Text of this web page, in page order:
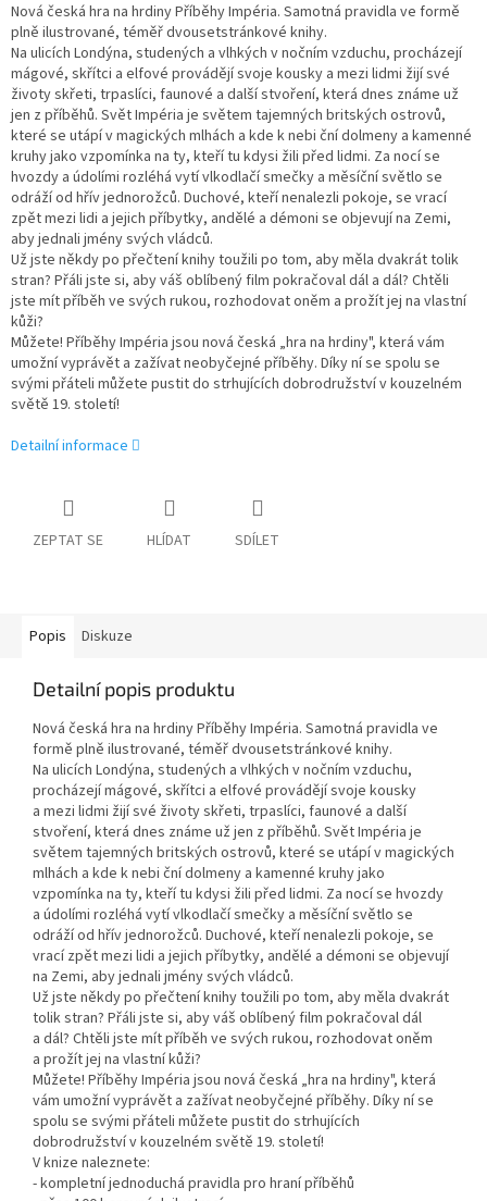
Nová česká hra na hrdiny Příběhy Impéria. Samotná pravidla ve formě
plně ilustrované, téměř dvousetstránkové knihy.
Na ulicích Londýna, studených a vlhkých v nočním vzduchu, procházejí
mágové, skřítci a elfové provádějí svoje kousky a mezi lidmi žijí své
životy skřeti, trpaslíci, faunové a další stvoření, která dnes známe už
jen z příběhů. Svět Impéria je světem tajemných britských ostrovů,
které se utápí v magických mlhách a kde k nebi ční dolmeny a kamenné
kruhy jako vzpomínka na ty, kteří tu kdysi žili před lidmi. Za nocí se
hvozdy a údolími rozléhá vytí vlkodlačí smečky a měsíční světlo se
odráží od hřív jednorožců. Duchové, kteří nenalezli pokoje, se vrací
zpět mezi lidi a jejich příbytky, andělé a démoni se objevují na Zemi,
aby jednali jmény svých vládců.
Už jste někdy po přečtení knihy toužili po tom, aby měla dvakrát tolik
stran? Přáli jste si, aby váš oblíbený film pokračoval dál a dál? Chtěli
jste mít příběh ve svých rukou, rozhodovat oněm a prožít jej na vlastní
kůži?
Můžete! Příběhy Impéria jsou nová česká „hra na hrdiny", která vám
umožní vyprávět a zažívat neobyčejné příběhy. Díky ní se spolu se
svými přáteli můžete pustit do strhujících dobrodružství v kouzelném
světě 19. století!
Detailní informace
ZEPTAT SE HLÍDAT SDÍLET
Popis Diskuze
Detailní popis produktu
Nová česká hra na hrdiny Příběhy Impéria. Samotná pravidla ve
formě plně ilustrované, téměř dvousetstránkové knihy.
Na ulicích Londýna, studených a vlhkých v nočním vzduchu,
procházejí mágové, skřítci a elfové provádějí svoje kousky
a mezi lidmi žijí své životy skřeti, trpaslíci, faunové a další
stvoření, která dnes známe už jen z příběhů. Svět Impéria je
světem tajemných britských ostrovů, které se utápí v magických
mlhách a kde k nebi ční dolmeny a kamenné kruhy jako
vzpomínka na ty, kteří tu kdysi žili před lidmi. Za nocí se hvozdy
a údolími rozléhá vytí vlkodlačí smečky a měsíční světlo se
odráží od hřív jednorožců. Duchové, kteří nenalezli pokoje, se
vrací zpět mezi lidi a jejich příbytky, andělé a démoni se objevují
na Zemi, aby jednali jmény svých vládců.
Už jste někdy po přečtení knihy toužili po tom, aby měla dvakrát
tolik stran? Přáli jste si, aby váš oblíbený film pokračoval dál
a dál? Chtěli jste mít příběh ve svých rukou, rozhodovat oněm
a prožít jej na vlastní kůži?
Můžete! Příběhy Impéria jsou nová česká „hra na hrdiny", která
vám umožní vyprávět a zažívat neobyčejné příběhy. Díky ní se
spolu se svými přáteli můžete pustit do strhujících
dobrodružství v kouzelném světě 19. století!
V knize naleznete:
- kompletní jednoduchá pravidla pro hraní příběhů